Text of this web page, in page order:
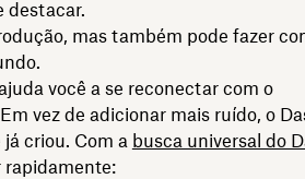
destacar.
mas também pode fazer
você a se reconectar com o
vez de adicionar mais ruído, o
criou. Com a busca universal do
rapidamente: